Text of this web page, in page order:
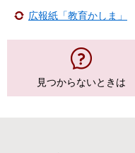
広報紙「教育かしま」
見つからないときは